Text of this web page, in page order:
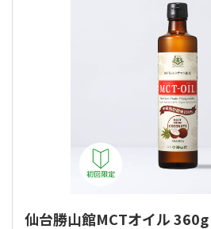
仙台勝山館MCTオイル 360g